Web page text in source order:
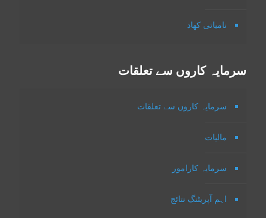
نامیاتی کھاد
سرمایہ کاروں سے تعلقات
سرمایہ کاروں سے تعلقات
مالیات
سرمایہ کارامور
اہم آپریٹنگ نتائج